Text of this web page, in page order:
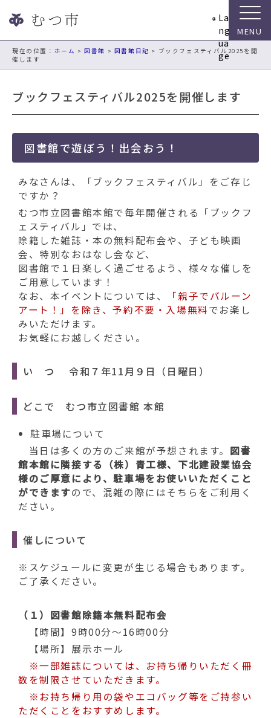
ビ
La
ng
ua
ge
現在の位置： ホーム >図書館 > 図書館日記 > ブックフェスティバル2025を開
催します
ブックフェスティバル2025を開催します
図書館で遊ぼう！出会おう！
みなさんは、「ブックフェスティバル」をご存じ
ですか？
むつ市立図書館本館で毎年開催される「ブックフ
ェスティバル」では、
除籍した雑誌・本の無料配布会や、子ども映画
会、特別なおはなし会など、
図書館で１日楽しく過ごせるよう、様々な催しを
ご用意しています！
なお、本イベントについては、
「親子でバルーン
アート！」を除き、予約不要・入場無料でお楽し
みいただけます。
お気軽にお越しください。
い つ 令和７年11月９日（日曜日）
どこで むつ市立図書館 本館
駐車場について
当日は多くの方のご来館が予想されます。 図書
館本館に隣接する（株）青工様、下北建設業協会
様のご厚意により、駐車場をお使いいただくこと
ができますので、混雑の際にはそちらをご利用く
ださい。
催しについて
※スケジュールに変更が生じる場合もあります。
ご了承ください。
（１）図書館除籍本無料配布会
【時間】9時00分～16時00分
【場所】展示ホール ​
※一部雑誌については、お持ち帰りいただく冊
数を制限させていただきます。
※お持ち帰り用の袋やエコバッグ等をご持参い
ただくことをおすすめします。